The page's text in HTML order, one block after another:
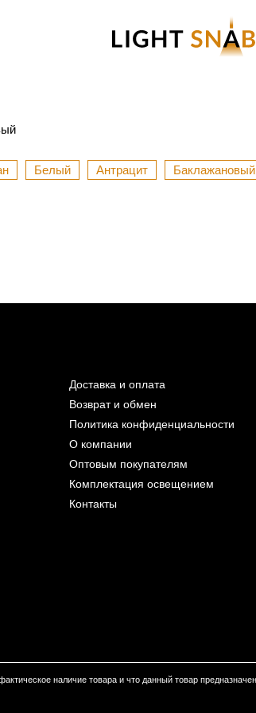
Белый Антрацит Баклажановый
Доставка и оплата
Возврат и обмен
Политика конфиденциальности
О компании
Оптовым покупателям
Комплектация освещением
Контакты
наличие товара и что данный товар